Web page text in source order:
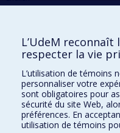
Plan du site
Accessibilité
Gabarits et image de marque
Agenda FMV & calendrier
La Faculté de médecine
l'agrément completde l'AVMAet
L’UdeM reconnaît
respecter la vie
L’utilisation de témoins
personnaliser votre
sont obligatoires pour
sécurité du site Web,
préférences. En
utilisation de témoins